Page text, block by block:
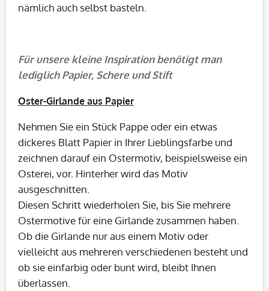
nämlich auch selbst basteln.
Für unsere kleine Inspiration benötigt man
lediglich Papier, Schere und Stift
Oster-Girlande aus Papier
Nehmen Sie ein Stück Pappe oder ein etwas
dickeres Blatt Papier in Ihrer Lieblingsfarbe und
zeichnen darauf ein Ostermotiv, beispielsweise ein
Osterei, vor. Hinterher wird das Motiv
ausgeschnitten.
Diesen Schritt wiederholen Sie, bis Sie mehrere
Ostermotive für eine Girlande zusammen haben.
Ob die Girlande nur aus einem Motiv oder
vielleicht aus mehreren verschiedenen besteht und
ob sie einfarbig oder bunt wird, bleibt Ihnen
überlassen.